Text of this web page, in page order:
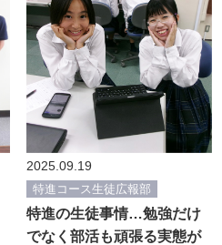
2025.09.19
特進コース生徒広報部
特進の生徒事情…勉強だけ
でなく部活も頑張る実態が